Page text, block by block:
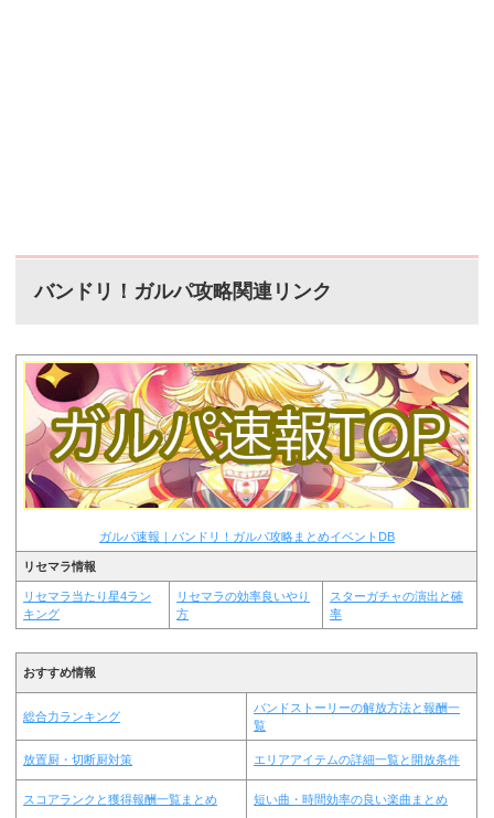
バンドリ！ガルパ攻略関連リンク
ガルパ速報｜バンドリ！ガルパ攻略まとめイベントDB
リセマラ情報
リセマラ当たり星4ラン
キング
リセマラの効率良いやり
方
スターガチャの演出と確
率
おすすめ情報
総合力ランキング
バンドストーリーの解放方法と報酬一
覧
放置厨・切断厨対策 エリアアイテムの詳細一覧と開放条件
スコアランクと獲得報酬一覧まとめ 短い曲・時間効率の良い楽曲まとめ